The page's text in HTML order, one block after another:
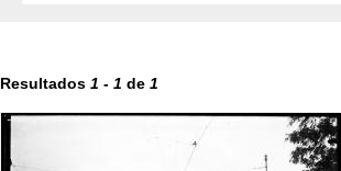
Resultados 1 - 1 de 1